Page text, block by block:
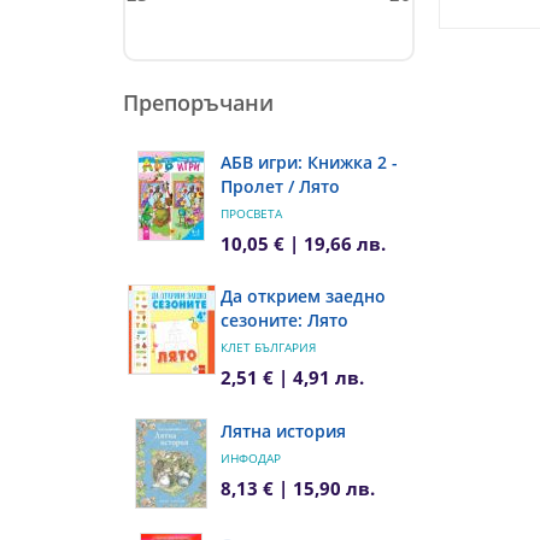
Препоръчани
АБВ игри: Книжка 2 -
Пролет / Лято
ПРОСВЕТА
10,05 € | 19,66 лв.
Да открием заедно
сезоните: Лято
КЛЕТ БЪЛГАРИЯ
2,51 € | 4,91 лв.
Лятна история
ИНФОДАР
8,13 € | 15,90 лв.